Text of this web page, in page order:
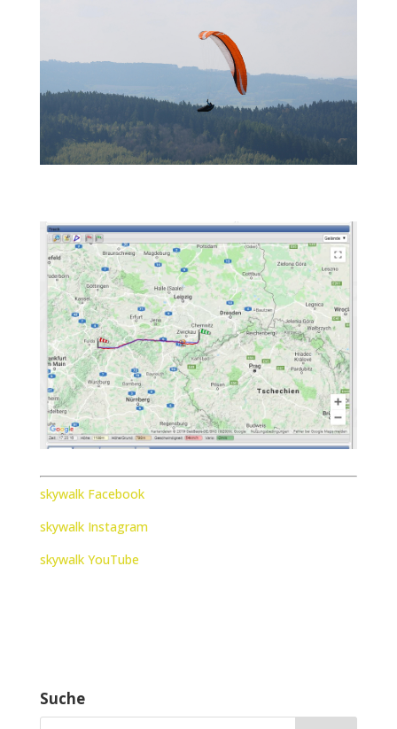
skywalk Facebook
skywalk Instagram
skywalk YouTube
Suche